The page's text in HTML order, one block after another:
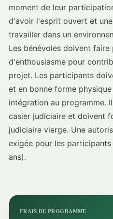
moment de leur
d'avoir l'esprit ouvert et
travailler dans un
Les bénévoles doivent
d'enthousiasme pour
projet. Les participants
et en bonne forme
intégration au programme.
casier judiciaire et doivent
judiciaire vierge. Une
exigée pour les participants
ans).
FRAIS DE PROGRAMME